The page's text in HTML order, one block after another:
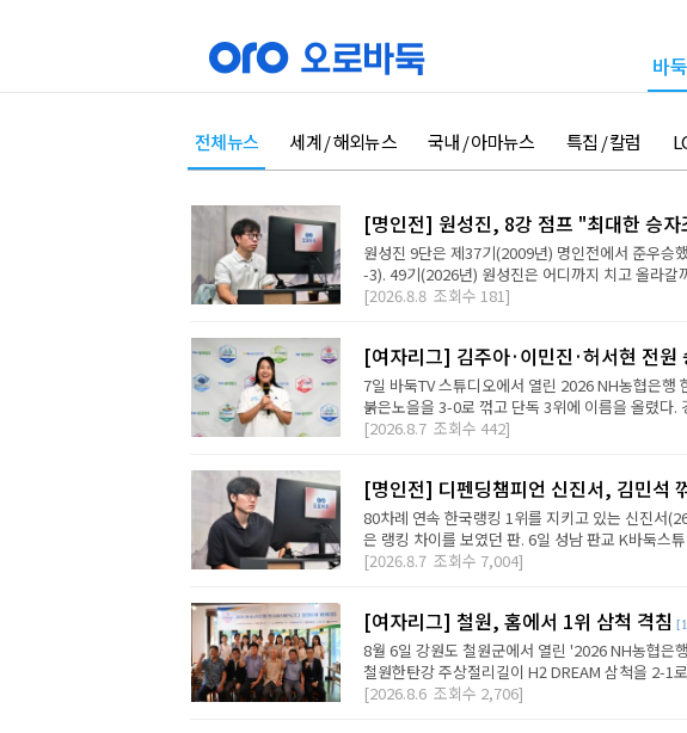
바
전체뉴스 세계 / 해외뉴스 국내 / 아마뉴스 특집 / 칼럼
[명인전] 원성진, 8강 점프 "최대한 승자
원성진 9단은 제37기(2009년) 명인전에서 준우
-3). 49기(2026년) 원성진은 어디까지 치고 올라갈
[2026.8.8 조회수 181]
[여자리그] 김주아·이민진·허서현 전
7일 바둑TV 스튜디오에서 열린 2026 NH농협은
붉은노을을 3-0로 꺾고 단독 3위에 이름을 올렸다.
[2026.8.7 조회수 442]
[명인전] 디펜딩챔피언 신진서, 김민석
80차례 연속 한국랭킹 1위를 지키고 있는 신진서
은 랭킹 차이를 보였던 판. 6일 성남 판교 K바둑스
[2026.8.7 조회수 7,004]
[여자리그] 철원, 홈에서 1위 삼척 격침
8월 6일 강원도 철원군에서 열린 '2026 NH농협은
철원한탄강 주상절리길이 H2 DREAM 삼척을 2-1
[2026.8.6 조회수 2,706]